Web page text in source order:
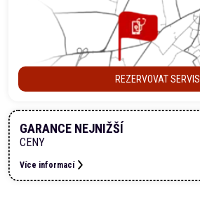
REZERVOVAT SERVIS
GARANCE NEJNIŽŠÍ
CENY
Více informací